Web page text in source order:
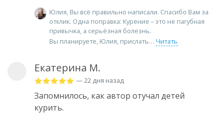
Юлия, Вы всё правильно написали. Спасибо Вам за
отклик. Одна поправка: Курение – это не пагубная
привычка, а серьёзная болезнь.
Вы планируете, Юлия, прислать
Читать
Екатерина М.
— 22 дня назад
Запомнилось, как автор отучал детей
курить.